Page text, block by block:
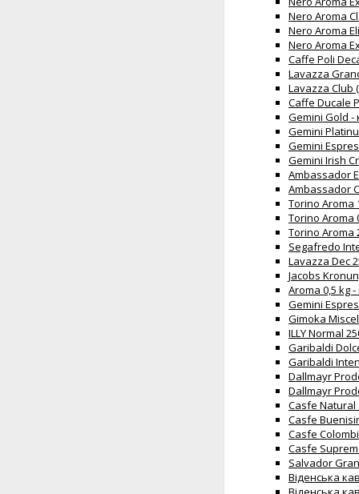
Nero Aroma
Nero Aroma
Nero Aroma
Caffe Poli
Lavazza
Lavazza Club
Caffe Ducale
Gemini Gold -
Gemini
Gemini
Gemini Irish
Ambassador
Ambassador
Torino Aroma
Torino Aroma
Torino Aroma
Segafredo
Lavazza Dec
Jacobs
Aroma 0,5 kg
Gemini
Gimoka
ILLY Normal
Garibaldi
Garibaldi
Dallmayr
Dallmayr
Casfe Natural
Casfe
Casfe
Casfe
Salvador
Віденська